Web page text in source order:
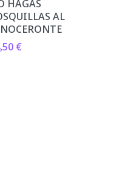
HAGAS
AL
€